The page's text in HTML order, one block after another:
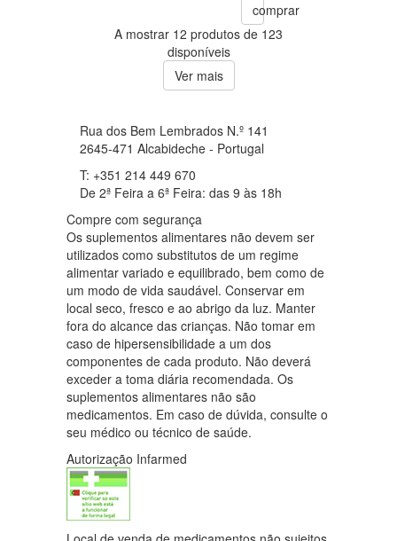
comprar
A mostrar 12 produtos de 123
disponíveis
Ver mais
Rua dos Bem Lembrados N.º 141
2645-471 Alcabideche - Portugal
T: +351 214 449 670
De 2ª Feira a 6ª Feira: das 9 às 18h
Compre com segurança
Os suplementos alimentares não devem ser
utilizados como substitutos de um regime
alimentar variado e equilibrado, bem como de
um modo de vida saudável. Conservar em
local seco, fresco e ao abrigo da luz. Manter
fora do alcance das crianças. Não tomar em
caso de hipersensibilidade a um dos
componentes de cada produto. Não deverá
exceder a toma diária recomendada. Os
suplementos alimentares não são
medicamentos. Em caso de dúvida, consulte o
seu médico ou técnico de saúde.
Autorização Infarmed